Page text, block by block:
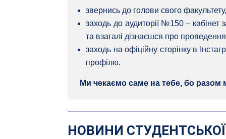
звернись до голови свого
заходь до аудиторії №150 – кабінет
та взагалі дізнаєшся про
заходь на офіційну сторінку в
профілю.
Ми чекаємо саме на тебе, бо разом
НОВИНИ